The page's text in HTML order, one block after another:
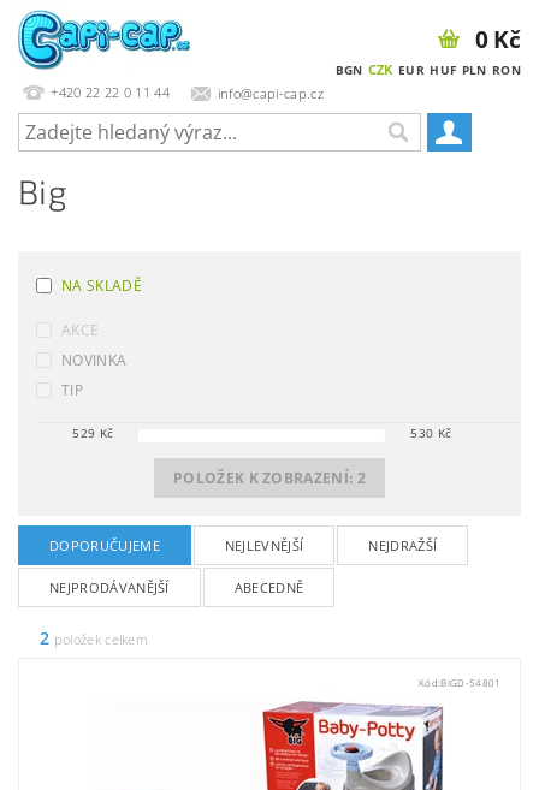
+420 22 22 0 11 44 info@capi-cap.cz
BGN CZK EUR HUF PLN RON
0 Kč
Big
NA SKLADĚ
AKCE
NOVINKA
TIP
529 Kč 530 Kč
POLOŽEK K ZOBRAZENÍ: 2
DOPORUČUJEME NEJLEVNĚJŠÍ NEJDRAŽŠÍ
NEJPRODÁVANĚJŠÍ ABECEDNĚ
2 položek celkem
Kód:BIGD-54801